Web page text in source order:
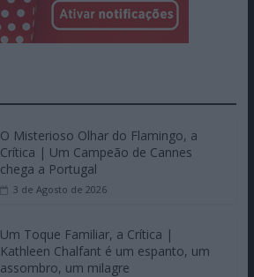
O Misterioso Olhar do Flamingo, a
Crítica | Um Campeão de Cannes
chega a Portugal
3 de Agosto de 2026
Um Toque Familiar, a Crítica |
Kathleen Chalfant é um espanto, um
assombro, um milagre